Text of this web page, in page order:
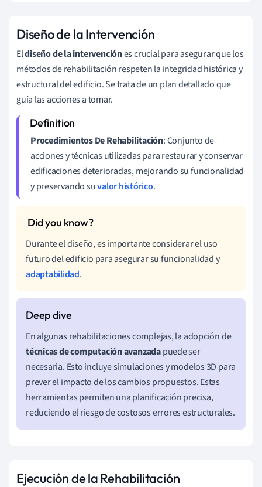
Diseño de la Intervención
Eldiseño de la intervenciónes crucial para asegurar que los
métodos de rehabilitación respeten la integridad histórica y
estructural del edificio. Se trata de un plan detallado que
guía las acciones a tomar.
Procedimientos De Rehabilitación: Conjunto de
acciones y técnicas utilizadas para restaurar y conservar
edificaciones deterioradas, mejorando su funcionalidad
y preservando suvalor histórico.
Durante el diseño, es importante considerar el uso
futuro del edificio para asegurar su funcionalidad y
adaptabilidad.
En algunas rehabilitaciones complejas, la adopción de
técnicas de computación avanzadapuede ser
necesaria. Esto incluye simulaciones y modelos 3D para
prever el impacto de los cambios propuestos. Estas
herramientas permiten una planificación precisa,
reduciendo el riesgo de costosos errores estructurales.
Ejecución de la Rehabilitación